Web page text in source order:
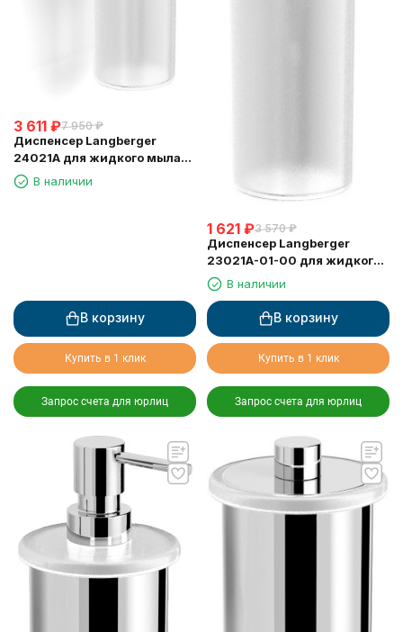
3 611 ₽7 950 ₽
Диспенсер Langberger
24021A для жидкого мыла
стеклянный к стене круглый
В наличии
В корзину
Купить в 1 клик
Запрос счета для юрлиц
1 621 ₽3 570 ₽
Диспенсер Langberger
23021A-01-00 для жидкого
мыла стеклянный круглый
В наличии
В корзину
Купить в 1 клик
Запрос счета для юрлиц